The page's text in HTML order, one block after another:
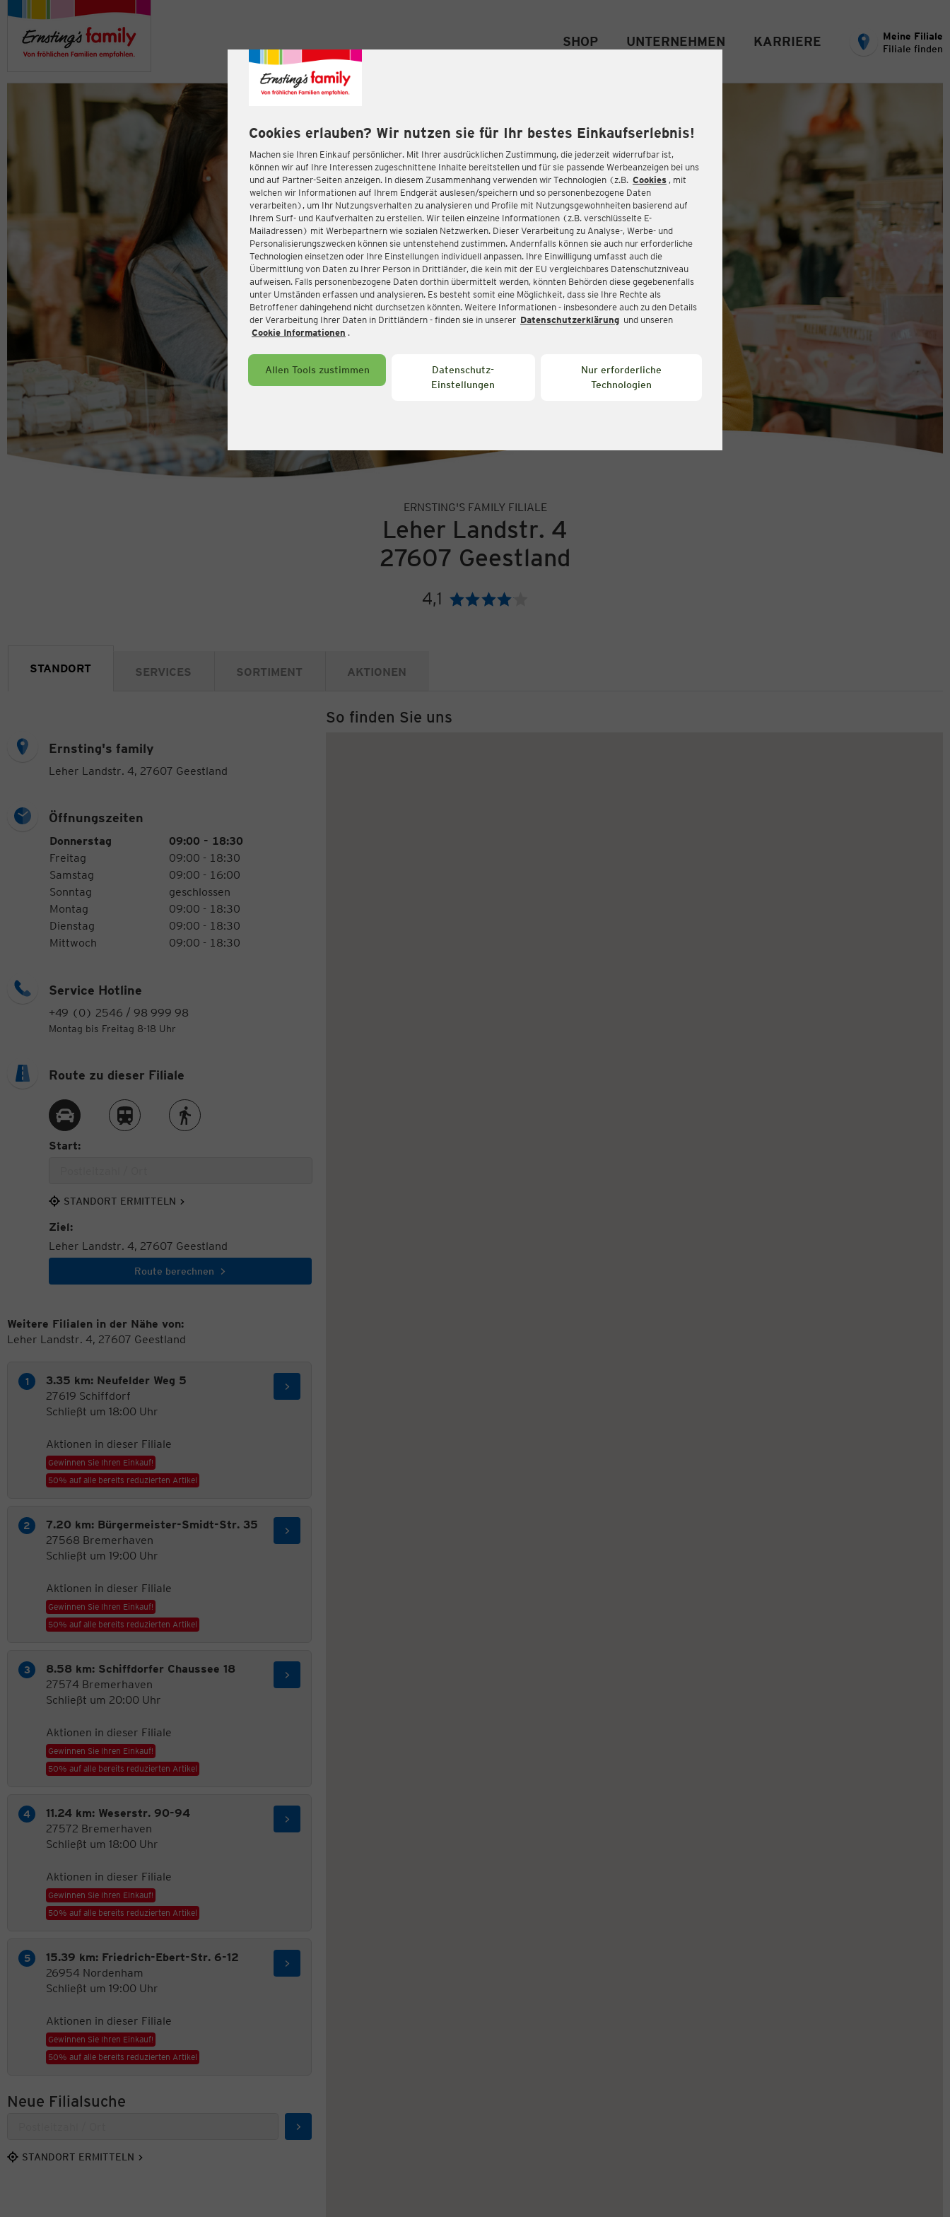
Cookies erlauben? Wir nutzen sie für Ihr bestes Einkaufserlebnis!
Machen sie Ihren Einkauf persönlicher. Mit Ihrer ausdrücklichen Zustimmung, die jederzeit widerrufbar ist,
können wir auf Ihre Interessen zugeschnittene Inhalte bereitstellen und für sie passende Werbeanzeigen bei uns
und auf Partner-Seiten anzeigen. In diesem Zusammenhang verwenden wir Technologien (z.B. Cookies , mit
welchen wir Informationen auf Ihrem Endgerät auslesen/speichern und so personenbezogene Daten
verarbeiten), um Ihr Nutzungsverhalten zu analysieren und Profile mit Nutzungsgewohnheiten basierend auf
Ihrem Surf- und Kaufverhalten zu erstellen. Wir teilen einzelne Informationen (z.B. verschlüsselte E-
Mailadressen) mit Werbepartnern wie sozialen Netzwerken. Dieser Verarbeitung zu Analyse-, Werbe- und
Personalisierungszwecken können sie untenstehend zustimmen. Andernfalls können sie auch nur erforderliche
Technologien einsetzen oder Ihre Einstellungen individuell anpassen. Ihre Einwilligung umfasst auch die
Übermittlung von Daten zu Ihrer Person in Drittländer, die kein mit der EU vergleichbares Datenschutzniveau
aufweisen. Falls personenbezogene Daten dorthin übermittelt werden, könnten Behörden diese gegebenenfalls
unter Umständen erfassen und analysieren. Es besteht somit eine Möglichkeit, dass sie Ihre Rechte als
Betroffener dahingehend nicht durchsetzen könnten. Weitere Informationen - insbesondere auch zu den Details
der Verarbeitung Ihrer Daten in Drittländern - finden sie in unserer Datenschutzerklärung und unseren
Cookie Informationen .
Allen Tools zustimmen
Datenschutz-
Einstellungen
Nur erforderliche
Technologien
SHOP UNTERNEHMEN KARRIERE
Meine Filiale
Filiale finden
ERNSTING'S FAMILY FILIALE
Leher Landstr. 4
27607 Geestland
4,1 Bewertung:
STANDORT SERVICES SORTIMENT AKTIONEN
Ernsting's family
Leher Landstr. 4, 27607 Geestland
Öffnungszeiten
Öffnungszeiten
WochentagUhrzeiten
Donnerstag
09:00 - 18:30
Freitag
09:00 - 18:30
Samstag
09:00 - 16:00
Sonntag
geschlossen
Montag
09:00 - 18:30
Dienstag
09:00 - 18:30
Mittwoch
09:00 - 18:30
Service Hotline
+49 (0) 2546 / 98 999 98
Montag bis Freitag 8-18 Uhr
So finden Sie uns
Route zu dieser Filiale
Route per AutoRoute per ZugRoute zu Fuß
Start:
STANDORT ERMITTELN
Ziel:
Leher Landstr. 4, 27607 Geestland
Route berechnen
Weitere Filialen in der Nähe von:
Leher Landstr. 4, 27607 Geestland
3.35 km: Neufelder Weg 5
27619 Schiffdorf
Schließt um 18:00 Uhr
Aktionen in dieser Filiale
Gewinnen Sie Ihren Einkauf!
50% auf alle bereits reduzierten Artikel
7.20 km: Bürgermeister-Smidt-Str. 35
27568 Bremerhaven
Schließt um 19:00 Uhr
Aktionen in dieser Filiale
Gewinnen Sie Ihren Einkauf!
50% auf alle bereits reduzierten Artikel
8.58 km: Schiffdorfer Chaussee 18
27574 Bremerhaven
Schließt um 20:00 Uhr
Aktionen in dieser Filiale
Gewinnen Sie Ihren Einkauf!
50% auf alle bereits reduzierten Artikel
11.24 km: Weserstr. 90-94
27572 Bremerhaven
Schließt um 18:00 Uhr
Aktionen in dieser Filiale
Gewinnen Sie Ihren Einkauf!
50% auf alle bereits reduzierten Artikel
15.39 km: Friedrich-Ebert-Str. 6-12
26954 Nordenham
Schließt um 19:00 Uhr
Aktionen in dieser Filiale
Gewinnen Sie Ihren Einkauf!
50% auf alle bereits reduzierten Artikel
Neue Filialsuche
Suchen
STANDORT ERMITTELN